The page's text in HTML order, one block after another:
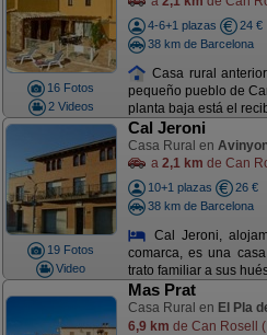
16 Fotos
2 Videos
4-6+1 plazas
24 €
38 km de Barcelona
Casa rural
pequeño pueblo de
planta baja está el
19 Fotos
Video
Cal Jeroni
Casa Rural en
a 2,1 km de Can
10+1 plazas
26 €
38 km de Barcelona
Cal Jeroni,
comarca, es una
trato familiar a sus
Mas Prat
Casa Rural en El Pla
6,9 km de Can Rosell